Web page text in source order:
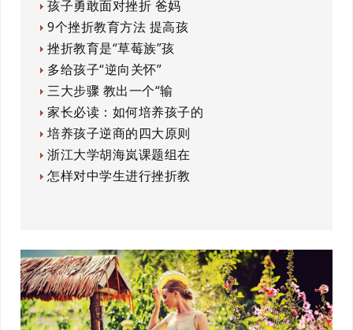
孩子勇敢面对挫折 爸妈
9个挫折教育方法 提高孩
挫折教育是“草莓族”孩
多给孩子“逆向关怀”
三大步骤 教出一个“输
家长必读：如何培养孩子的
培养孩子逆商的四大原则
浙江大学胡海岚课题组在
怎样对中学生进行挫折教